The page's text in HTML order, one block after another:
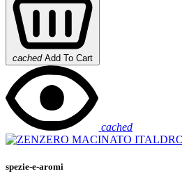
cached Add To Cart
cached
spezie-e-aromi